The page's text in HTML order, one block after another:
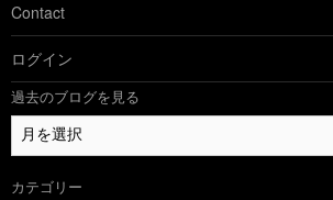
Contact
ログイン
過去のブログを見る
過
去
ブ
カテゴリー